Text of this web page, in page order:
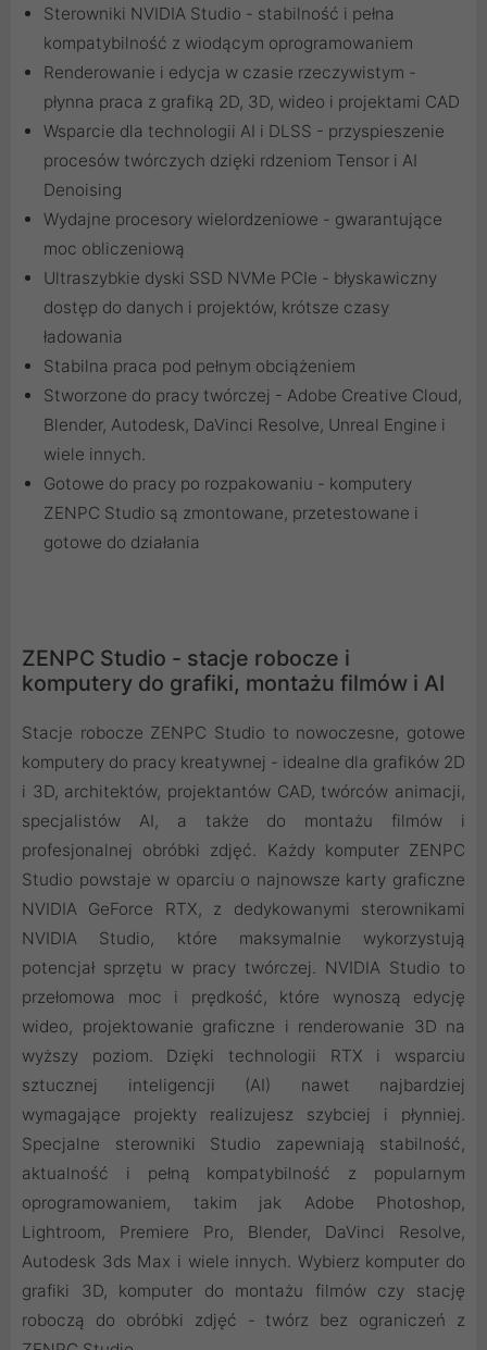
Sterowniki NVIDIA Studio - stabilność i pełna
kompatybilność z wiodącym oprogramowaniem
Renderowanie i edycja w czasie rzeczywistym -
płynna praca z grafiką 2D, 3D, wideo i projektami CAD
Wsparcie dla technologii AI i DLSS - przyspieszenie
procesów twórczych dzięki rdzeniom Tensor i AI
Denoising
Wydajne procesory wielordzeniowe - gwarantujące
moc obliczeniową
Ultraszybkie dyski SSD NVMe PCIe - błyskawiczny
dostęp do danych i projektów, krótsze czasy
ładowania
Stabilna praca pod pełnym obciążeniem
Stworzone do pracy twórczej - Adobe Creative Cloud,
Blender, Autodesk, DaVinci Resolve, Unreal Engine i
wiele innych.
Gotowe do pracy po rozpakowaniu - komputery
ZENPC Studio są zmontowane, przetestowane i
gotowe do działania
ZENPC Studio - stacje robocze i
komputery do grafiki, montażu filmów i AI
Stacje robocze ZENPC Studio to nowoczesne, gotowe
komputery do pracy kreatywnej - idealne dla grafików 2D
i 3D, architektów, projektantów CAD, twórców animacji,
specjalistów AI, a także do montażu filmów i
profesjonalnej obróbki zdjęć. Każdy komputer ZENPC
Studio powstaje w oparciu o najnowsze karty graficzne
NVIDIA GeForce RTX, z dedykowanymi sterownikami
NVIDIA Studio, które maksymalnie wykorzystują
potencjał sprzętu w pracy twórczej. NVIDIA Studio to
przełomowa moc i prędkość, które wynoszą edycję
wideo, projektowanie graficzne i renderowanie 3D na
wyższy poziom. Dzięki technologii RTX i wsparciu
sztucznej inteligencji (AI) nawet najbardziej
wymagające projekty realizujesz szybciej i płynniej.
Specjalne sterowniki Studio zapewniają stabilność,
aktualność i pełną kompatybilność z popularnym
oprogramowaniem, takim jak Adobe Photoshop,
Lightroom, Premiere Pro, Blender, DaVinci Resolve,
Autodesk 3ds Max i wiele innych. Wybierz komputer do
grafiki 3D, komputer do montażu filmów czy stację
roboczą do obróbki zdjęć - twórz bez ograniczeń z